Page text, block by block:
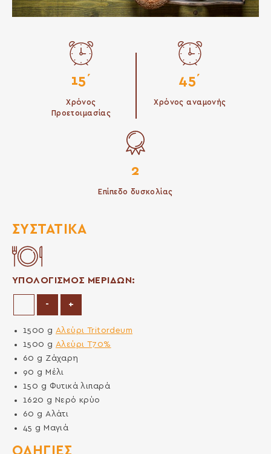
15΄
Χρόνος
Προετοιμασίας
45΄
Χρόνος αναμονής
2
Επίπεδο δυσκολίας
ΟΔΗΓΙΕΣ
ΣΥΣΤΑΤΙΚΆ
ΥΠΟΛΟΓΙΣΜΟΣ ΜΕΡΙΔΩΝ:
- Μείωση μερίδων
+Αύξηση μερίδων
1500 g Αλεύρι Tritordeum
1500 g Αλεύρι T70%
60 g Ζάχαρη
90 gΜέλι
150 g Φυτικά λιπαρά
1620 g Νερό κρύο
60 g Αλάτι
45 gΜαγιά